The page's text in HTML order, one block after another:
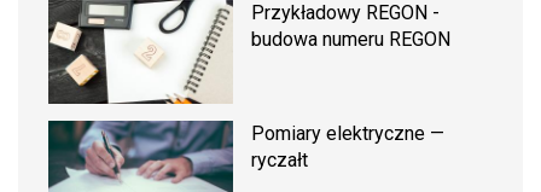
Przykładowy REGON -
budowa numeru REGON
Pomiary elektryczne —
ryczałt